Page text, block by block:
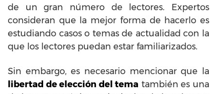
de un gran número de lectores. Expertos
consideran que la mejor forma de hacerlo es
estudiando casos o temas de actualidad con la
que los lectores puedan estar familiarizados.
Sin embargo, es necesario mencionar que la
libertad de elección del tema también es una